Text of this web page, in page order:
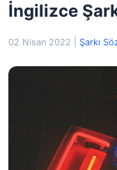
İngilizce
02 Nisan 2022 Şarkı